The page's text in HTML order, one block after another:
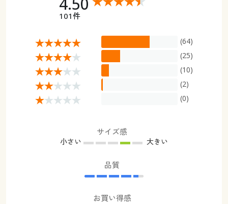
101件
(64)
(25)
(10)
(2)
(0)
サイズ感
小さい 大きい
品質
お買い得感